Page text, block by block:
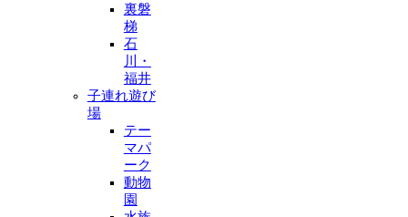
裏磐
梯
石
川・
福井
子連れ遊び
場
テー
マパ
ーク
動物
園